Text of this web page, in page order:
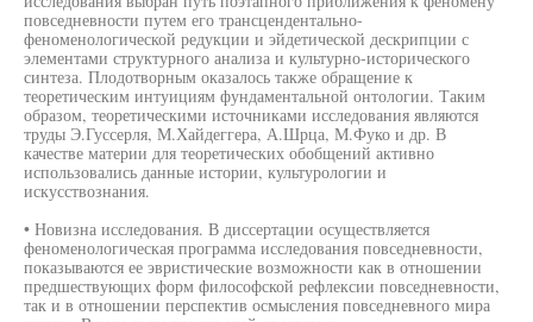
повседневности путем его трансцендентально-
феноменологической редукции и эйдетической дескрипции с
элементами структурного анализа и культурно-исторического
синтеза. Плодотворным оказалось также обращение к
теоретическим интуициям фундаментальной онтологии. Таким
образом, теоретическими источниками исследования являются
труды Э.Гуссерля, М.Хайдеггера, А.Шрца, М.Фуко и др. В
качестве материи для теоретических обобщений активно
использовались данные истории, культурологии и
искусствознания.
• Новизна исследования. В диссертации осуществляется
феноменологическая программа исследования повседневности,
показываются ее эвристические возможности как в отношении
предшествующих форм философской рефлексии повседневности,
так и в отношении перспектив осмысления повседневного мира